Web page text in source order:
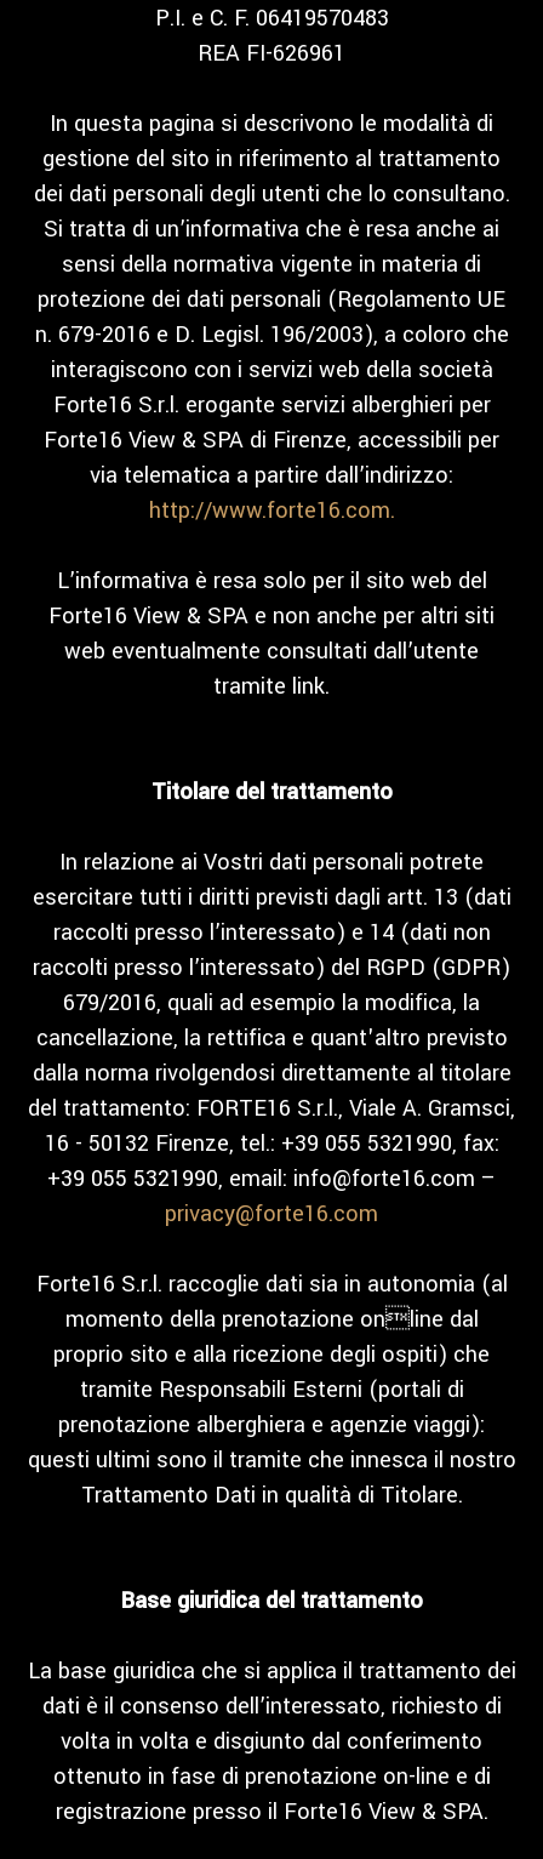
P.I. e C. F. 06419570483
REA FI-626961
In questa pagina si descrivono le modalità di
gestione del sito in riferimento al trattamento
dei dati personali degli utenti che lo consultano.
Si tratta di un’informativa che è resa anche ai
sensi della normativa vigente in materia di
protezione dei dati personali (Regolamento UE
n. 679-2016 e D. Legisl. 196/2003), a coloro che
interagiscono con i servizi web della società
Forte16 S.r.l. erogante servizi alberghieri per
Forte16 View & SPA di Firenze, accessibili per
via telematica a partire dall’indirizzo:
http://www.forte16.com.
L’informativa è resa solo per il sito web del
Forte16 View & SPA e non anche per altri siti
web eventualmente consultati dall’utente
tramite link.
Titolare del trattamento
In relazione ai Vostri dati personali potrete
esercitare tutti i diritti previsti dagli artt. 13 (dati
raccolti presso l’interessato) e 14 (dati non
raccolti presso l’interessato) del RGPD (GDPR)
679/2016, quali ad esempio la modifica, la
cancellazione, la rettifica e quant'altro previsto
dalla norma rivolgendosi direttamente al titolare
del trattamento: FORTE16 S.r.l., Viale A. Gramsci,
16 - 50132 Firenze, tel.: +39 055 5321990, fax:
+39 055 5321990, email: info@forte16.com –
privacy@forte16.com
Forte16 S.r.l. raccoglie dati sia in autonomia (al
momento della prenotazione online dal
proprio sito e alla ricezione degli ospiti) che
tramite Responsabili Esterni (portali di
prenotazione alberghiera e agenzie viaggi):
questi ultimi sono il tramite che innesca il nostro
Trattamento Dati in qualità di Titolare.
Base giuridica del trattamento
La base giuridica che si applica il trattamento dei
dati è il consenso dell’interessato, richiesto di
volta in volta e disgiunto dal conferimento
ottenuto in fase di prenotazione on-line e di
registrazione presso il Forte16 View & SPA.